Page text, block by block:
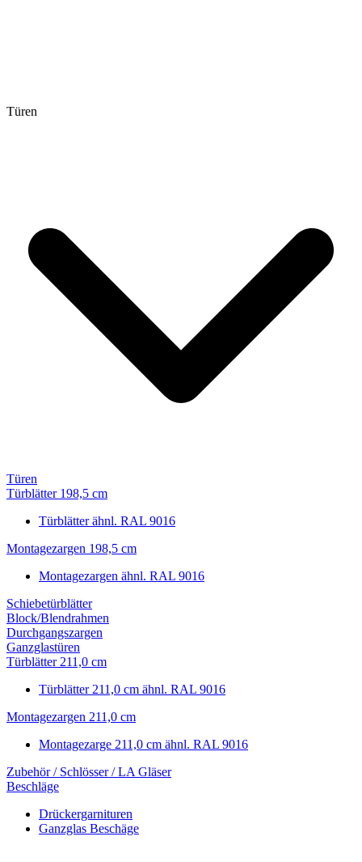
Türen
Türen
Türblätter 198,5 cm
Türblätter ähnl. RAL 9016
Montagezargen 198,5 cm
Montagezargen ähnl. RAL 9016
Schiebetürblätter
Block/Blendrahmen
Durchgangszargen
Ganzglastüren
Türblätter 211,0 cm
Türblätter 211,0 cm ähnl. RAL 9016
Montagezargen 211,0 cm
Montagezarge 211,0 cm ähnl. RAL 9016
Zubehör / Schlösser / LA Gläser
Beschläge
Drückergarnituren
Ganzglas Beschäge